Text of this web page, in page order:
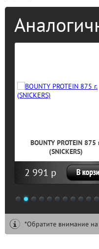
BOUNTY PROTEIN 875
(SNICKERS)
2 991 р
1 2 3 4 5 6 7 8 9 10
*Обратите внимание